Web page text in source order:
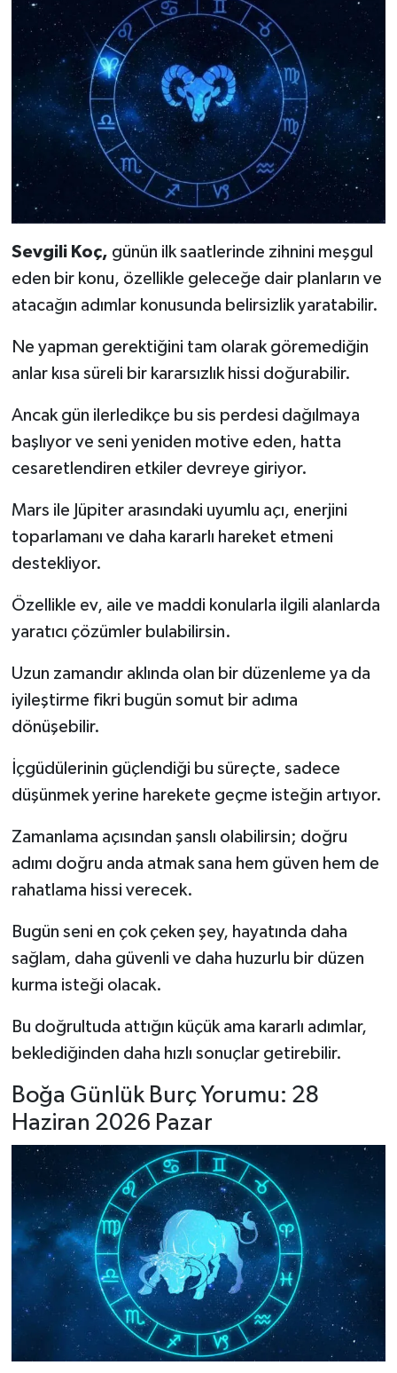
Sevgili Koç, günün ilk saatlerinde zihnini meşgul
eden bir konu, özellikle geleceğe dair planların ve
atacağın adımlar konusunda belirsizlik yaratabilir.
Ne yapman gerektiğini tam olarak göremediğin
anlar kısa süreli bir kararsızlık hissi doğurabilir.
Ancak gün ilerledikçe bu sis perdesi dağılmaya
başlıyor ve seni yeniden motive eden, hatta
cesaretlendiren etkiler devreye giriyor.
Mars ile Jüpiter arasındaki uyumlu açı, enerjini
toparlamanı ve daha kararlı hareket etmeni
destekliyor.
Özellikle ev, aile ve maddi konularla ilgili alanlarda
yaratıcı çözümler bulabilirsin.
Uzun zamandır aklında olan bir düzenleme ya da
iyileştirme fikri bugün somut bir adıma
dönüşebilir.
İçgüdülerinin güçlendiği bu süreçte, sadece
düşünmek yerine harekete geçme isteğin artıyor.
Zamanlama açısından şanslı olabilirsin; doğru
adımı doğru anda atmak sana hem güven hem de
rahatlama hissi verecek.
Bugün seni en çok çeken şey, hayatında daha
sağlam, daha güvenli ve daha huzurlu bir düzen
kurma isteği olacak.
Bu doğrultuda attığın küçük ama kararlı adımlar,
beklediğinden daha hızlı sonuçlar getirebilir.
Boğa Günlük Burç Yorumu: 28
Haziran 2026 Pazar